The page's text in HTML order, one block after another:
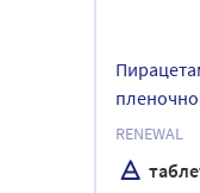
RENEWAL